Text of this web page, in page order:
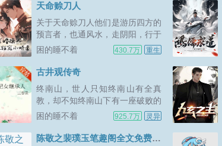
天命赊刀人
关于天命赊刀人他们是游历四方的
预言者，也通风水，走阴阳，行于
世间的时候永远都身背一包菜刀和
留下个邪门至极的预言。这把菜刀
于痨病，我再过来收钱这把剪刀你
且留下，等你孩...
困的睡不着 430.7万 重生
古井观传奇
终南山，世人只知终南山有全真
教，却不知终南山下有一座破败的
道观。世人只知茅山善捉鬼，天师
观人最懂天道。那一天，古井观的
困的睡不着 925.7万 灵异
陈敬之裴璞玉笔趣阁全文免费阅读